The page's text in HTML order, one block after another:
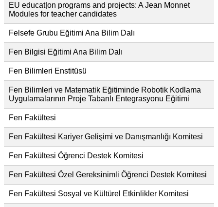
EU educat|on programs and projects: A Jean Monnet
Modules for teacher candidates
Felsefe Grubu Eğitimi Ana Bilim Dalı
Fen Bilgisi Eğitimi Ana Bilim Dalı
Fen Bilimleri Enstitüsü
Fen Bilimleri ve Matematik Eğitiminde Robotik Kodlama
Uygulamalarının Proje Tabanlı Entegrasyonu Eğitimi
Fen Fakültesi
Fen Fakültesi Kariyer Gelişimi ve Danışmanlığı Komitesi
Fen Fakültesi Öğrenci Destek Komitesi
Fen Fakültesi Özel Gereksinimli Öğrenci Destek Komitesi
Fen Fakültesi Sosyal ve Kültürel Etkinlikler Komitesi